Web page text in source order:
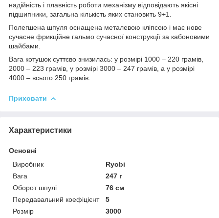
надійність і плавність роботи механізму відповідають якісні
підшипники, загальна кількість яких становить 9+1.
Полегшена шпуля оснащена металевою кліпсою і має нове
сучасне фрикційне гальмо сучасної конструкції за кабоновими
шайбами.
Вага котушок суттєво знизилась: у розмірі 1000 – 220 грамів,
2000 – 223 грамів, у розмірі 3000 – 247 грамів, а у розмірі
4000 – всього 250 грамів.
Приховати
Характеристики
Основні
Виробник
Ryobi
Вага
247 г
Оборот шпулі
76 см
Передавальний коефіцієнт
5
Розмір
3000